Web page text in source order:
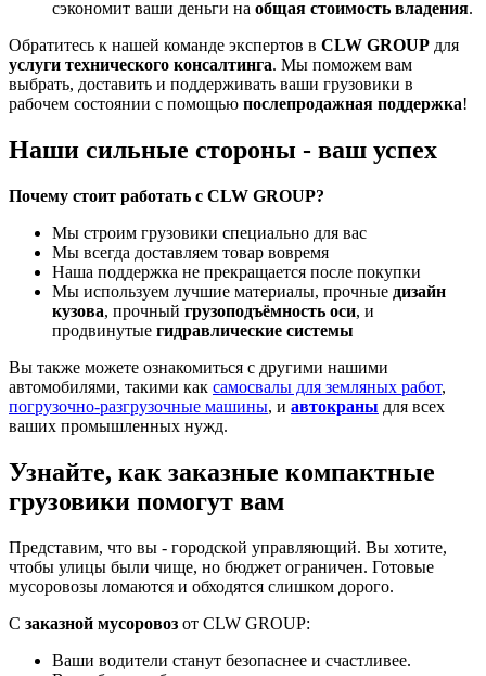
сэкономит ваши деньги на общая стоимость владения.
Обратитесь к нашей команде экспертов в CLW GROUP для
услуги технического консалтинга. Мы поможем вам
выбрать, доставить и поддерживать ваши грузовики в
рабочем состоянии с помощью послепродажная поддержка!
Наши сильные стороны - ваш успех
Почему стоит работать с CLW GROUP?
Мы строим грузовики специально для вас
Мы всегда доставляем товар вовремя
Наша поддержка не прекращается после покупки
Мы используем лучшие материалы, прочные дизайн
кузова, прочный грузоподъёмность оси, и
продвинутые гидравлические системы
Вы также можете ознакомиться с другими нашими
автомобилями, такими как самосвалы для земляных работ,
погрузочно-разгрузочные машины, и автокраны для всех
ваших промышленных нужд.
Узнайте, как заказные компактные
грузовики помогут вам
Представим, что вы - городской управляющий. Вы хотите,
чтобы улицы были чище, но бюджет ограничен. Готовые
мусоровозы ломаются и обходятся слишком дорого.
С заказной мусоровоз от CLW GROUP:
Ваши водители станут безопаснее и счастливее.